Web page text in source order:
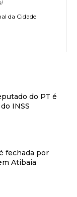
da Cidade
do PT é
INSS
fechada por
Atibaia